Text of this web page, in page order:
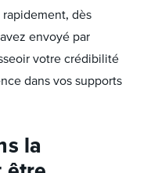
dès
envoyé par
votre crédibilité
dans vos supports
la